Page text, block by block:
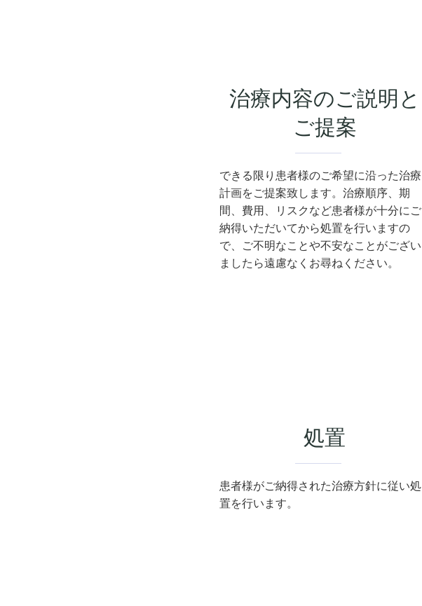
治療内容のご説明と
ご提案
できる限り患者様のご希望に沿った治療
計画をご提案致します。治療順序、期
間、費用、リスクなど患者様が十分にご
納得いただいてから処置を行いますの
で、ご不明なことや不安なことがござい
ましたら遠慮なくお尋ねください。
処置
患者様がご納得された治療方針に従い処
置を行います。